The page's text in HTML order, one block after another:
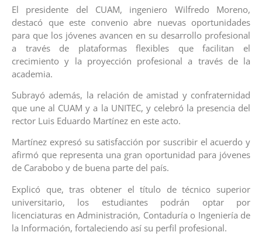
El presidente del CUAM, ingeniero Wilfredo Moreno,
destacó que este convenio abre nuevas oportunidades
para que los jóvenes avancen en su desarrollo profesional
a través de plataformas flexibles que facilitan el
crecimiento y la proyección profesional a través de la
academia.
Subrayó además, la relación de amistad y confraternidad
que une al CUAM y a la UNITEC, y celebró la presencia del
rector Luis Eduardo Martínez en este acto.
Martínez expresó su satisfacción por suscribir el acuerdo y
afirmó que representa una gran oportunidad para jóvenes
de Carabobo y de buena parte del país.
Explicó que, tras obtener el título de técnico superior
universitario, los estudiantes podrán optar por
licenciaturas en Administración, Contaduría o Ingeniería de
la Información, fortaleciendo así su perfil profesional.